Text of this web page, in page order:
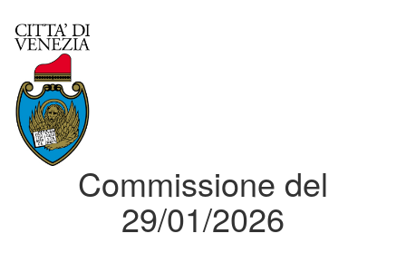
Commissione del
29/01/2026